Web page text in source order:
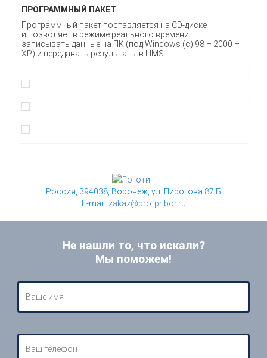
ПРОГРАММНЫЙ ПАКЕТ
Программный пакет поставляется на CD-диске
и позволяет в режиме реального времени
записывать данные на ПК (под Windows (c) 98 – 2000 –
XP) и передавать результаты в LIMS.
Россия, 394038, Воронеж, ул. Пирогова 87 Б
E-mail: zakaz@profpribor.ru
Не нашли то, что искали?
Мы поможем!